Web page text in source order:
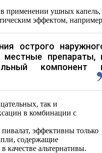
в применении ушных капель,
эффектом,
острого
местные препараты,
компонент
так и
в комбинации с
эффективны только
содержащие
качестве альтернативы.